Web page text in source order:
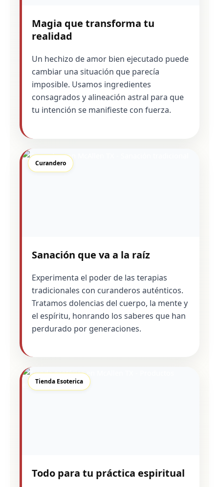
Magia que transforma tu
realidad
Un hechizo de amor bien ejecutado puede
cambiar una situación que parecía
imposible. Usamos ingredientes
consagrados y alineación astral para que
tu intención se manifieste con fuerza.
Curandero
Sanación que va a la raíz
Experimenta el poder de las terapias
tradicionales con curanderos auténticos.
Tratamos dolencias del cuerpo, la mente y
el espíritu, honrando los saberes que han
perdurado por generaciones.
Tienda Esoterica
Todo para tu práctica espiritual